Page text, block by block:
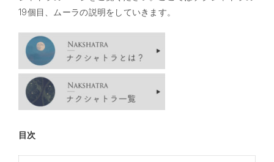
19個目、ムーラの説明をしていきます。
目次